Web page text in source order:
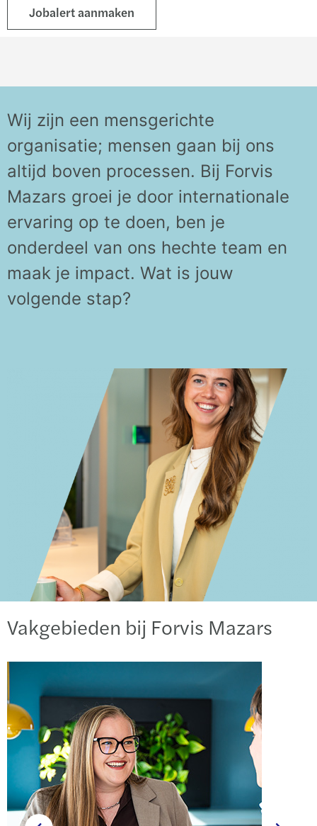
Jobalert aanmaken
Wij zijn een mensgerichte
organisatie; mensen gaan bij ons
altijd boven processen. Bij Forvis
Mazars groei je door internationale
ervaring op te doen, ben je
onderdeel van ons hechte team en
maak je impact. Wat is jouw
volgende stap?
Vakgebieden bij Forvis Mazars